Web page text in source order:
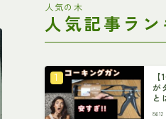
人気の木
人気記事ラ
が
と
8612